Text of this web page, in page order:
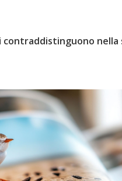
nella